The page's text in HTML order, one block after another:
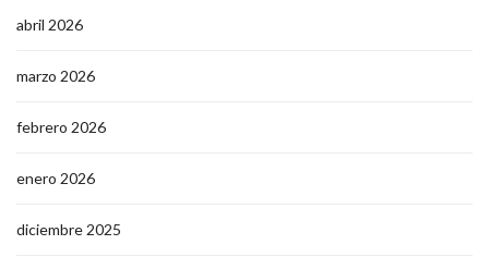
abril 2026
marzo 2026
febrero 2026
enero 2026
diciembre 2025